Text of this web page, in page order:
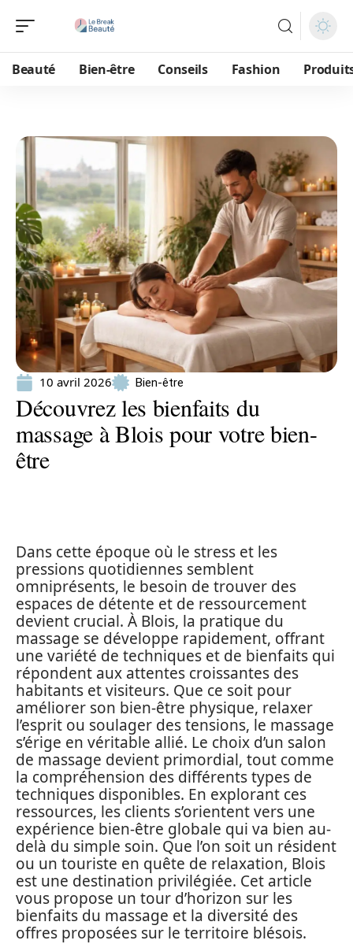
Beauté Bien-être Conseils Fashion
10 avril 2026 Bien-être
Découvrez les bienfaits du
massage à Blois pour votre bien-
être
Dans cette époque où le stress et les
pressions quotidiennes semblent
omniprésents, le besoin de trouver des
espaces de détente et de ressourcement
devient crucial. À Blois, la pratique du
massage se développe rapidement, offrant
une variété de techniques et de bienfaits qui
répondent aux attentes croissantes des
habitants et visiteurs. Que ce soit pour
améliorer son bien-être physique, relaxer
l’esprit ou soulager des tensions, le massage
s’érige en véritable allié. Le choix d’un salon
de massage devient primordial, tout comme
la compréhension des différents types de
techniques disponibles. En explorant ces
ressources, les clients s’orientent vers une
expérience bien-être globale qui va bien au-
delà du simple soin. Que l’on soit un résident
ou un touriste en quête de relaxation, Blois
est une destination privilégiée. Cet article
vous propose un tour d’horizon sur les
bienfaits du massage et la diversité des
offres proposées sur le territoire blésois.